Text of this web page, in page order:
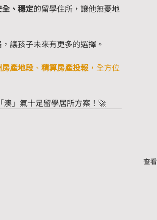
全、穩定的留學住所，讓他無憂地
讓孩子未來有更多的選擇。
產地段 、 精算房產投報，全方位
澳」氣十足留學居所方案！🚀
查